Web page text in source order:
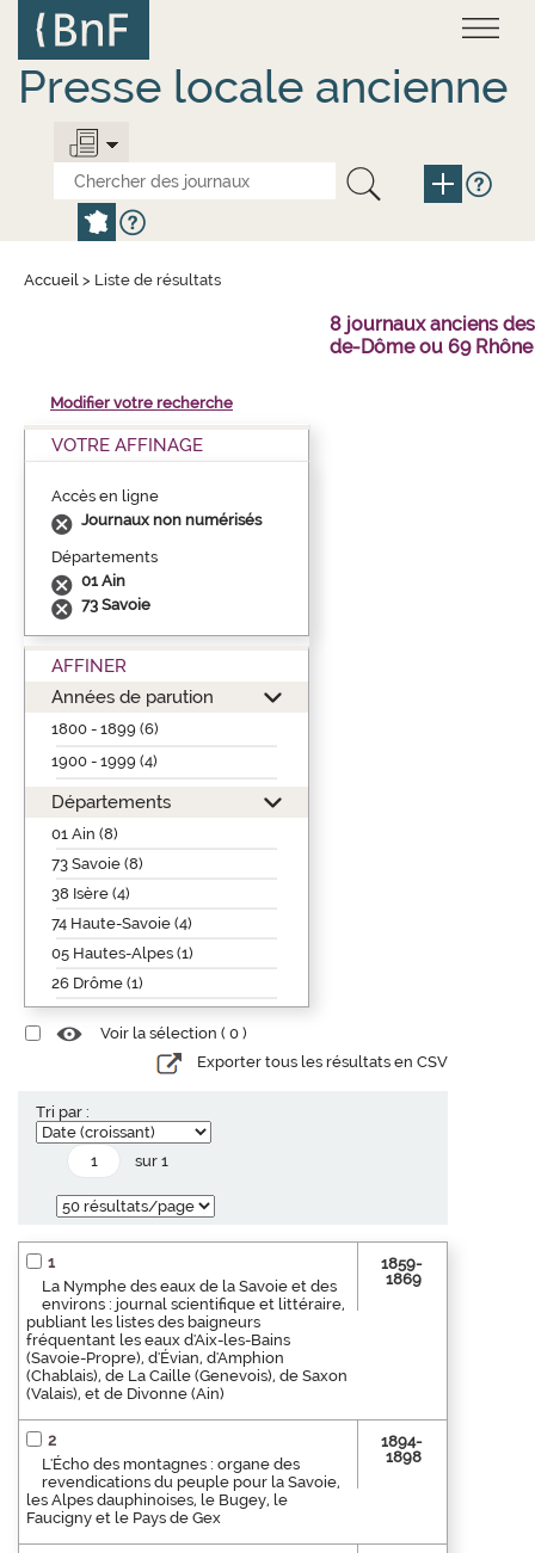
contenu
principal
Presse locale ancienne
Accueil > Liste de résultats
8 journaux anciens
de-Dôme ou 69
Modifier votre recherche
VOTRE AFFINAGE
Accès en ligne
Journaux non numérisés
Départements
01 Ain
73 Savoie
AFFINER
Années de parution
1800 - 1899 (6)
1900 - 1999 (4)
Départements
01 Ain (8)
73 Savoie (8)
38 Isère (4)
74 Haute-Savoie (4)
05 Hautes-Alpes (1)
26 Drôme (1)
Voir la sélection ( 0 )
Exporter tous les résultats en CSV
Tri par :
sur 1
1
La Nymphe des eaux de la Savoie et des
environs : journal scientifique et littéraire,
publiant les listes des baigneurs
fréquentant les eaux d'Aix-les-Bains
(Savoie-Propre), d'Évian, d'Amphion
(Chablais), de La Caille (Genevois), de Saxon
(Valais), et de Divonne (Ain)
1859-
1869
2
L'Écho des montagnes : organe des
revendications du peuple pour la Savoie,
les Alpes dauphinoises, le Bugey, le
Faucigny et le Pays de Gex
1894-
1898
Panneau de gestion des cookies